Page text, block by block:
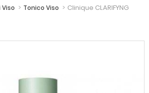
> Tonico Viso > Clinique CLARIFYNG